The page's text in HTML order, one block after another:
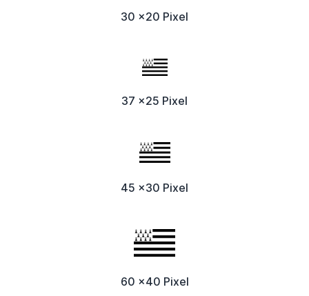
30 x20 Pixel
37 x25 Pixel
45 x30 Pixel
60 x40 Pixel